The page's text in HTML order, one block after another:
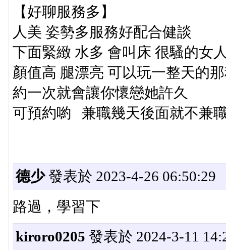
【好聊服務多】
人美 姿勢多服務好配合健談
下面緊緻 水多 會叫床 很騷的女
顏值高 腿漂亮 可以玩一整天的
約一次就會讓你懷戀她許久
可預約喲 兼職幾天後面就不兼
德少發表於 2023-4-26 06:50:29
路過，學習下
kiroro0205 發表於 2024-3-11